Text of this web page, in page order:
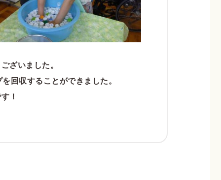
ざいました。
回収することができました。
！